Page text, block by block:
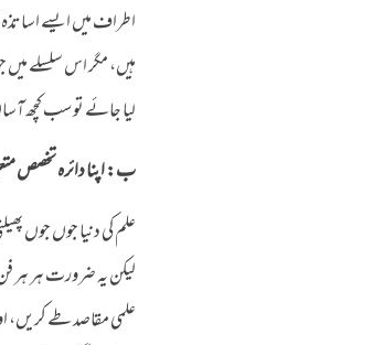
اطراف میں ایسے
ہیں، مگر اس سلسلے
لیا جائے تو سب کچھ
ب: اپنا دائرہ تخصص
علم کی دنیا جوں جوں
لیکن یہ ضرورت ہر ہر
علمی مقاصد طے کریں،